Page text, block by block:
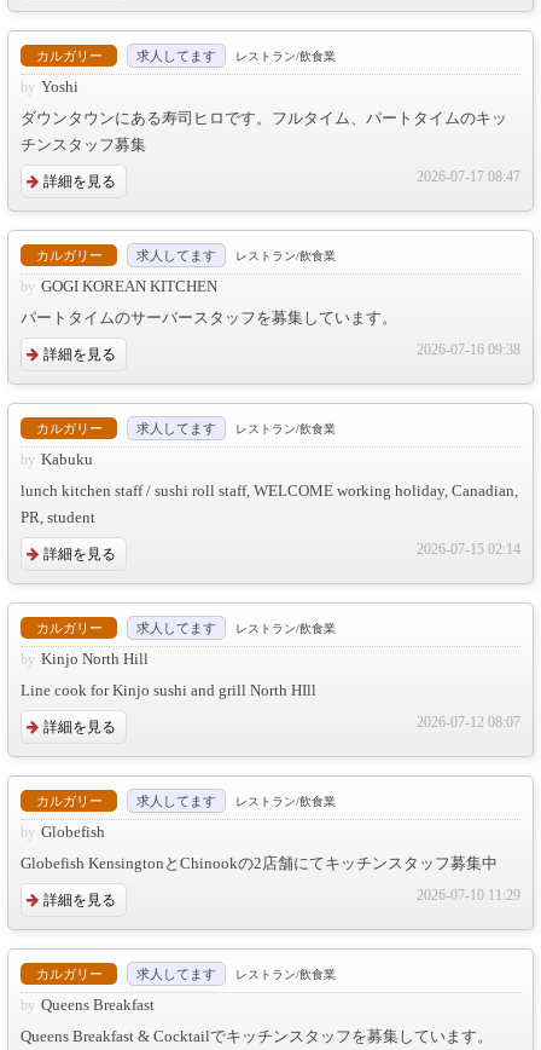
カルガリー 求人してます レストラン/飲食業
Yoshi
ダウンタウンにある寿司ヒロです。フルタイム、パートタイムのキッ
チンスタッフ募集
詳細を見る 2026-07-17 08:47
カルガリー 求人してます レストラン/飲食業
GOGI KOREAN KITCHEN
パートタイムのサーバースタッフを募集しています。
詳細を見る 2026-07-16 09:38
カルガリー 求人してます レストラン/飲食業
Kabuku
lunch kitchen staff / sushi roll staff, WELCOME working holiday, Canadian,
PR, student
詳細を見る 2026-07-15 02:14
カルガリー 求人してます レストラン/飲食業
Kinjo North Hill
Line cook for Kinjo sushi and grill North HIll
詳細を見る 2026-07-12 08:07
カルガリー 求人してます レストラン/飲食業
Globefish
Globefish KensingtonとChinookの2店舗にてキッチンスタッフ募集中
詳細を見る 2026-07-10 11:29
カルガリー 求人してます レストラン/飲食業
Queens Breakfast
Queens Breakfast & Cocktailでキッチンスタッフを募集しています。